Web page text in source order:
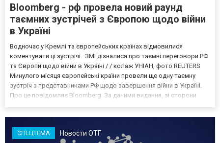
Bloomberg - рф провела новий раунд
таємних зустрічей з Європою щодо війни
в Україні
Водночас у Кремлі та європейських країнах відмовилися
коментувати ці зустрічі. ЗМІ дізналися про таємні переговори РФ
та Європи щодо війни в Україні / / колаж УНІАН, фото REUTERS
Минулого місяця європейські країни провели ще одну таємну
зустріч з представниками РФ щодо завершення війни в Україні.
Про це повідомляє Bloomberg. За даними видання, зі сторони
СПЕЦТЕМА Новости ОТГ